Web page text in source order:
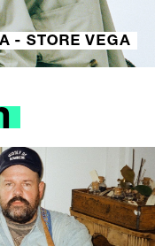
- STORE VEGA